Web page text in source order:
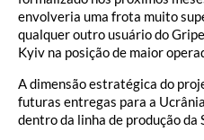
envolveria uma frota muito
qualquer outro usuário do
Kyiv na posição de maior
A dimensão estratégica do
futuras entregas para a
dentro da linha de produção da